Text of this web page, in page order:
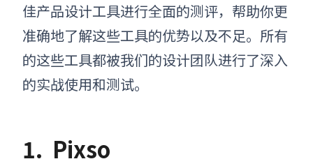
佳产品设计工具进行全面的测评，帮助你更
准确地了解这些工具的优势以及不足。所有
的这些工具都被我们的设计团队进行了深入
的实战使用和测试。
1. Pixso